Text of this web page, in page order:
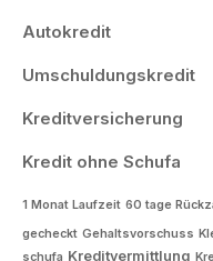
Autokredit
Umschuldungskredit
Kreditversicherung
Kredit ohne Schufa
1 Monat Laufzeit 60 tage
gecheckt Gehaltsvorschuss
schufa Kreditvermittlung